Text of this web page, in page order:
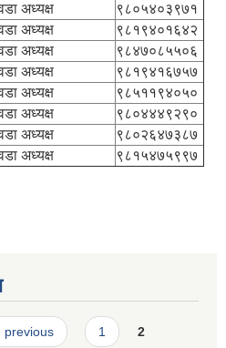
अध्यक्ष
९८०५४०३९७१
अध्यक्ष
९८१९४०१६४२
अध्यक्ष
९८४७०८५५०६
अध्यक्ष
९८१९४१६७५७
अध्यक्ष
९८५११९४०५०
अध्यक्ष
९८०४४४९२९०
अध्यक्ष
९८०२६४७३८७
अध्यक्ष ९८१५४७५९९७
previous 1 2